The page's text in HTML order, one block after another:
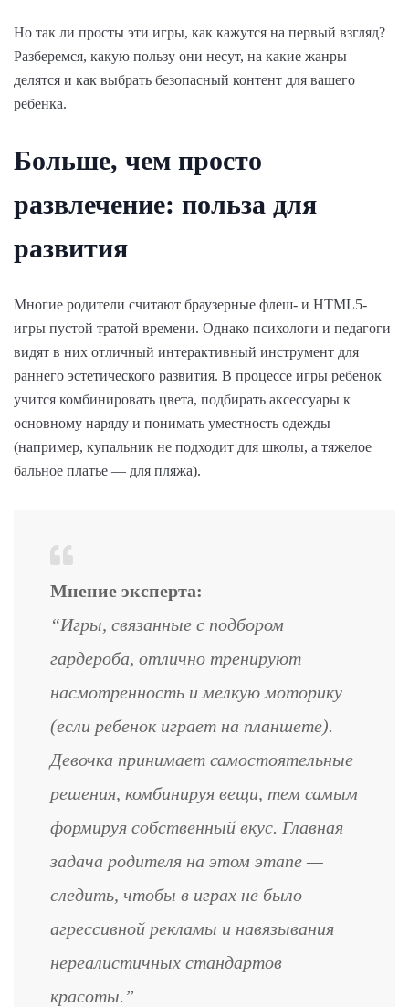
Но так ли просты эти игры, как кажутся на первый взгляд?
Разберемся, какую пользу они несут, на какие жанры
делятся и как выбрать безопасный контент для вашего
ребенка.
Больше, чем просто
развлечение: польза для
развития
Многие родители считают браузерные флеш- и HTML5-
игры пустой тратой времени. Однако психологи и педагоги
видят в них отличный интерактивный инструмент для
раннего эстетического развития. В процессе игры ребенок
учится комбинировать цвета, подбирать аксессуары к
основному наряду и понимать уместность одежды
(например, купальник не подходит для школы, а тяжелое
бальное платье — для пляжа).
Мнение эксперта:
“Игры, связанные с подбором
гардероба, отлично тренируют
насмотренность и мелкую моторику
(если ребенок играет на планшете).
Девочка принимает самостоятельные
решения, комбинируя вещи, тем самым
формируя собственный вкус. Главная
задача родителя на этом этапе —
следить, чтобы в играх не было
агрессивной рекламы и навязывания
нереалистичных стандартов
красоты.”